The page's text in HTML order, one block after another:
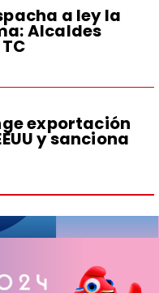
a ley la
Alcaldes
exportación
y sanciona